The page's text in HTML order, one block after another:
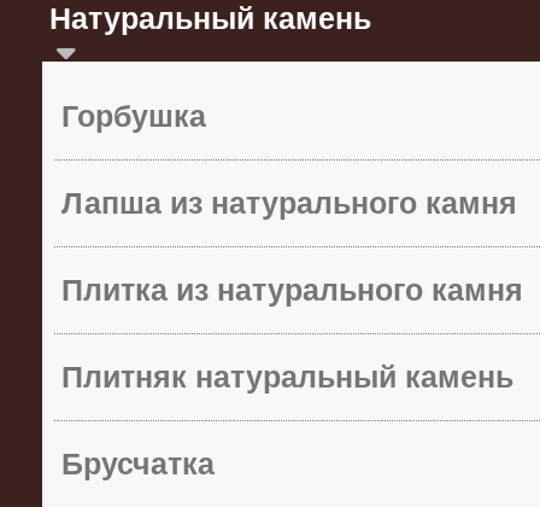
Натуральный камень
Горбушка
Лапша из натурального камня
Плитка из натурального камня
Плитняк натуральный камень
Брусчатка